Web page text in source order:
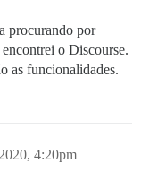
procurando por
o Discourse.
as funcionalidades.
4:20pm